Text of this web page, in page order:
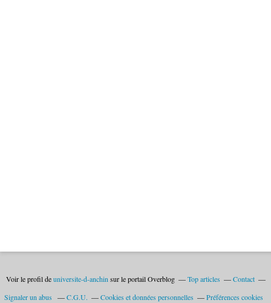
Voir le profil deuniversite-d-anchin sur le portail Overblog Top articles
Contact
Signaler un abus
C.G.U. Cookies et données personnelles Préférences cookies